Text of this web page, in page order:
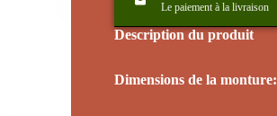
Le paiement à la livraison
Description du produit
Dimensions de la monture: